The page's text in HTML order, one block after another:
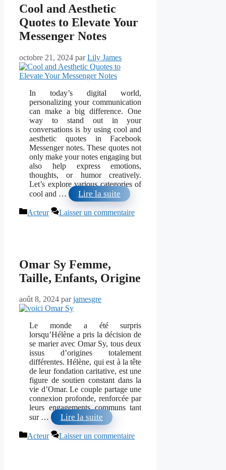
Cool and Aesthetic
Quotes to Elevate Your
Messenger Notes
octobre 21, 2024 parLily James
In today’s digital world,
personalizing your communication
can make a big difference. One
way to stand out in your
conversations is by using cool and
aesthetic quotes in Facebook
Messenger notes. These quotes not
only make your notes engaging but
also help express emotions,
thoughts, or humor creatively.
Let’s explore various categories of
cool and …
Lire la suite
Catégories
Acteur Laisser un commentaire
Omar Sy Femme,
Taille, Enfants, Origine
août 8, 2024 parjamesgre
Le monde a été surpris
lorsqu’Hélène a pris la décision de
se marier avec Omar Sy, tous deux
issus d’origines totalement
différentes. Hélène, qui est à la tête
de leur fondation caritative, est une
figure de soutien constant dans la
vie d’Omar. Le couple partage une
connexion profonde, renforcée par
leurs engagements communs tant
sur …
Lire la suite
Catégories
Acteur Laisser un commentaire